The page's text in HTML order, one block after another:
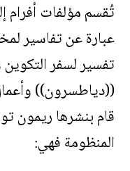
تُقسم مؤلفات أفرام
عبارة عن تفاسير
تفسير لسفر
((دياطسرون))
قام بنشرها ريمون
المنظومة فهي: